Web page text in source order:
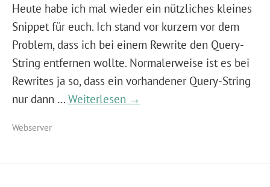
Heute habe ich mal wieder ein nützliches kleines
Snippet für euch. Ich stand vor kurzem vor dem
Problem, dass ich bei einem Rewrite den Query-
String entfernen wollte. Normalerweise ist es bei
Rewrites ja so, dass ein vorhandener Query-String
nur dann … Weiterlesen →
Webserver